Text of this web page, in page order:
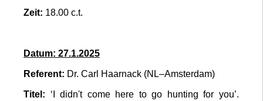
Zeit: 18.00 c.t.
Datum: 27.1.2025
Referent: Dr. Carl Haarnack (NL–Amsterdam)
Titel: ‘I didn't come here to go hunting for you’.